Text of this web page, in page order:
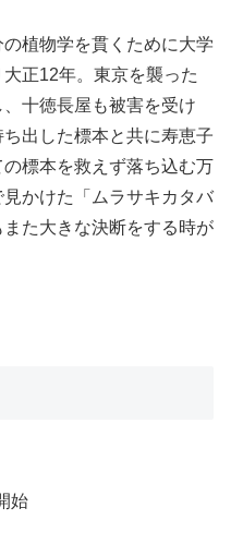
植物学を貫くために大学
正12年。東京を襲った
十徳長屋も被害を受け
出した標本と共に寿恵子
の標本を救えず落ち込む万
かけた「ムラサキカタバ
た大きな決断をする時が
始